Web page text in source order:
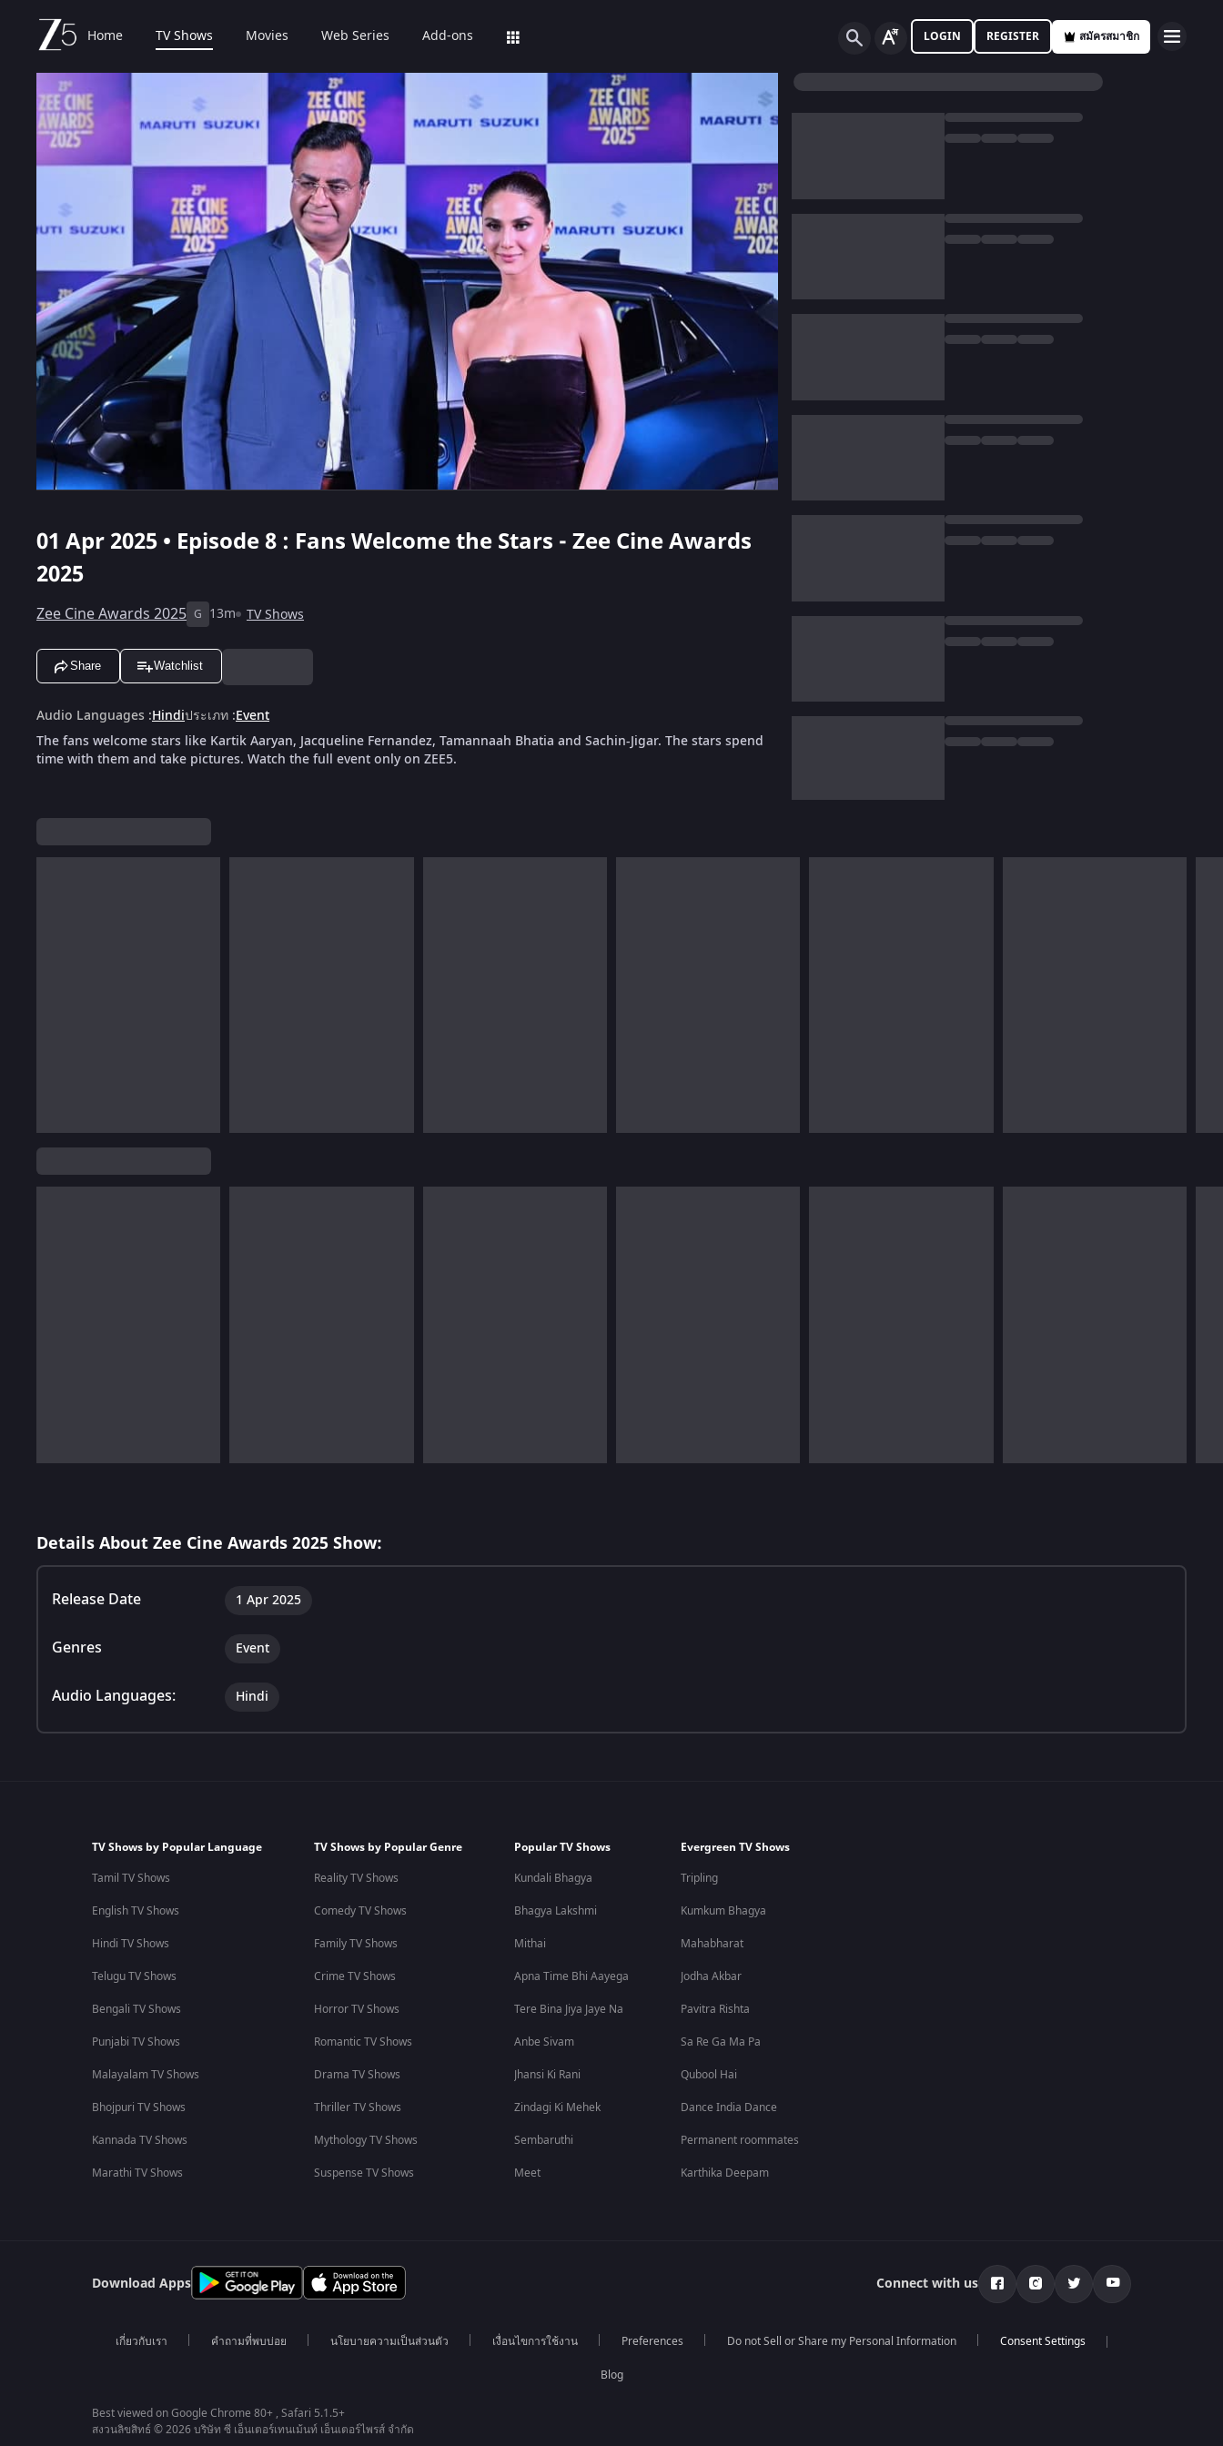
Home TV Shows Movies Web Series Add-ons LOGIN REGISTER สมัครสมาชิก
01 Apr 2025 • Episode 8 : Fans Welcome the Stars - Zee Cine Awards
2025
Zee Cine Awards 2025 G 13m TV Shows
Share Watchlist
Audio Languages :Hindiประเภท :Event
The fans welcome stars like Kartik Aaryan, Jacqueline Fernandez, Tamannaah Bhatia and Sachin-Jigar. The stars spend
time with them and take pictures. Watch the full event only on ZEE5.
Details About Zee Cine Awards 2025 Show:
Release Date 1 Apr 2025
Genres Event
Audio Languages: Hindi
TV Shows by Popular Language
Tamil TV Shows
English TV Shows
Hindi TV Shows
Telugu TV Shows
Bengali TV Shows
Punjabi TV Shows
Malayalam TV Shows
Bhojpuri TV Shows
Kannada TV Shows
Marathi TV Shows
TV Shows by Popular Genre
Reality TV Shows
Comedy TV Shows
Family TV Shows
Crime TV Shows
Horror TV Shows
Romantic TV Shows
Drama TV Shows
Thriller TV Shows
Mythology TV Shows
Suspense TV Shows
Popular TV Shows
Kundali Bhagya
Bhagya Lakshmi
Mithai
Apna Time Bhi Aayega
Tere Bina Jiya Jaye Na
Anbe Sivam
Jhansi Ki Rani
Zindagi Ki Mehek
Sembaruthi
Meet
Evergreen TV Shows
Tripling
Kumkum Bhagya
Mahabharat
Jodha Akbar
Pavitra Rishta
Sa Re Ga Ma Pa
Qubool Hai
Dance India Dance
Permanent roommates
Karthika Deepam
Download Apps Connect with us
เกี่ยวกับเรา คำถามที่พบบ่อย นโยบายความเป็นส่วนตัว เงื่อนไขการใช้งาน Preferences Do not Sell or Share my Personal Information
Blog
Best viewed on Google Chrome 80+ , Safari 5.1.5+
สงวนลิขสิทธ์ © 2026 บริษัท ซี เอ็นเตอร์เทนเม้นท์ เอ็นเตอร์ไพรส์ จำกัด